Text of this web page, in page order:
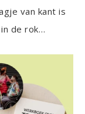
van kant is
de rok…